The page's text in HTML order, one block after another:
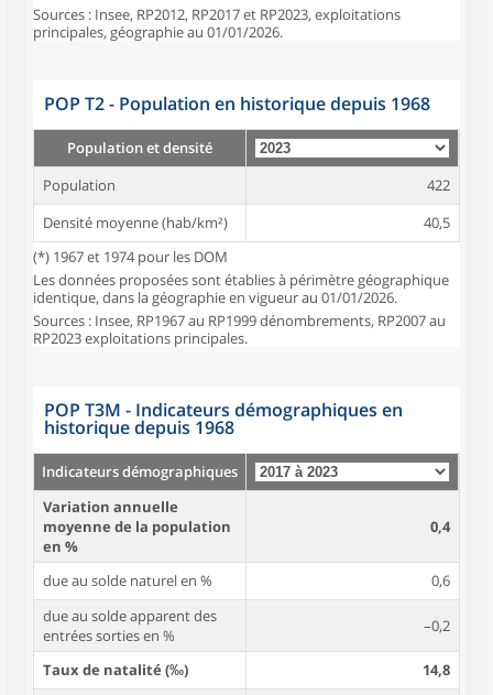
Sources : Insee, RP2012, RP2017 et RP2023, exploitations
principales, géographie au 01/01/2026.
POP T2 - Population en historique depuis 1968
Population et densité
Population
422
Densité moyenne (hab/km²)
40,5
(*) 1967 et 1974 pour les DOM
Les données proposées sont établies à périmètre géographique
identique, dans la géographie en vigueur au 01/01/2026.
Sources : Insee, RP1967 au RP1999 dénombrements, RP2007 au
RP2023 exploitations principales.
POP T3M - Indicateurs démographiques en
historique depuis 1968
Indicateurs démographiques
Variation annuelle
moyenne de la population
en %
0,4
due au solde naturel en %
0,6
due au solde apparent des
entrées sorties en %
–0,2
Taux de natalité (‰)
14,8